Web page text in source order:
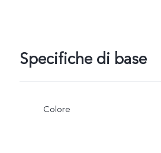
Specifiche di base
Colore